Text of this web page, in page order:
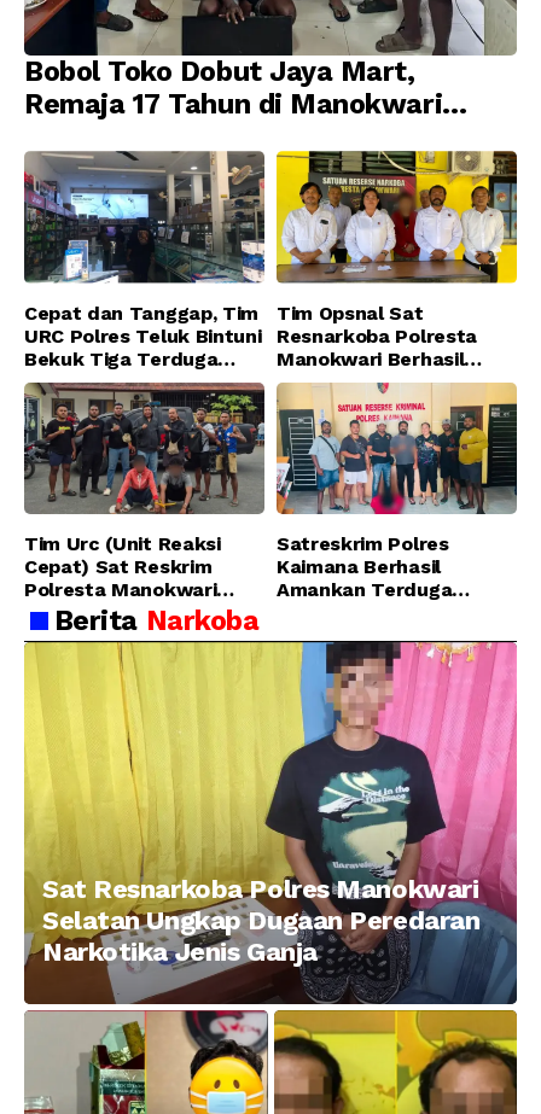
Bobol Toko Dobut Jaya Mart,
Remaja 17 Tahun di Manokwari
Jatanras Polda Papua Barat
Cepat dan Tanggap, Tim
URC Polres Teluk Bintuni
Bekuk Tiga Terduga
Pelaku Pencurian di SMA
Sanawesen
Tim Opsnal Sat
Resnarkoba Polresta
Manokwari Berhasil
Ungkap Kasus Tindak
Pidana Narkotika
Golongan I Jenis Shabu
di SP 4 Distrik Prafi kab.
Manokwari
Tim Urc (Unit Reaksi
Cepat) Sat Reskrim
Polresta Manokwari
Berhasil Tangkap 2
Pelaku Pengeroyokan di
Taman Ria kab.
Manokwari
Satreskrim Polres
Kaimana Berhasil
Amankan Terduga
Menggunakan Senjata
Tajam
Berita Narkoba
Sat Resnarkoba Polres Manokwari
Selatan Ungkap Dugaan Peredaran
Narkotika Jenis Ganja